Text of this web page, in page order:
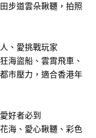
步道雲朵鞦韆，拍照
、愛挑戰玩家
海盜船、雲霄飛車、
市壓力，適合香港年
好者必到
海、愛心鞦韆、彩色